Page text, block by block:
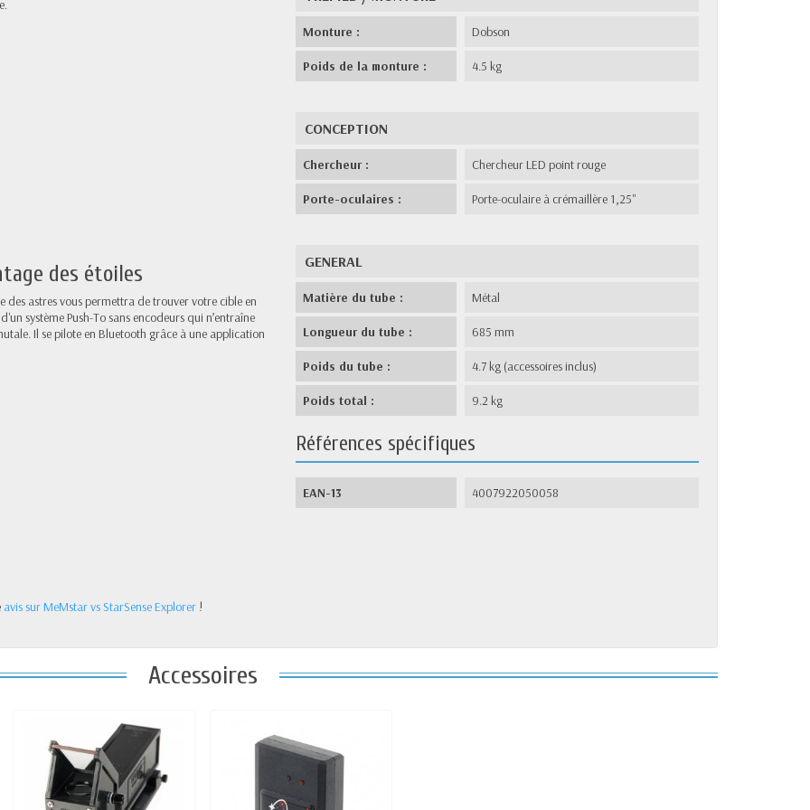
des étoiles
astres vous permettra de trouver votre cible en
système Push-To sans encodeurs qui n’entraîne
Il se pilote en Bluetooth grâce à une application
avis sur MeMstar vs StarSense Explorer !
Monture : Dobson
Poids de la monture : 4.5 kg
CONCEPTION
Chercheur : Chercheur LED point rouge
Porte-oculaires : Porte-oculaire à crémaillère 1,25"
GENERAL
Matière du tube : Métal
Longueur du tube : 685 mm
Poids du tube : 4.7 kg (accessoires inclus)
Poids total : 9.2 kg
Références spécifiques
EAN-13 4007922050058
Accessoires